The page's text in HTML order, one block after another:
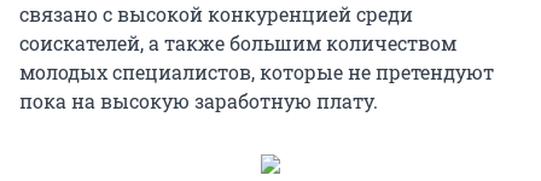
связано с высокой конкуренцией среди
соискателей, а также большим количеством
молодых специалистов, которые не претендуют
пока на высокую заработную плату.